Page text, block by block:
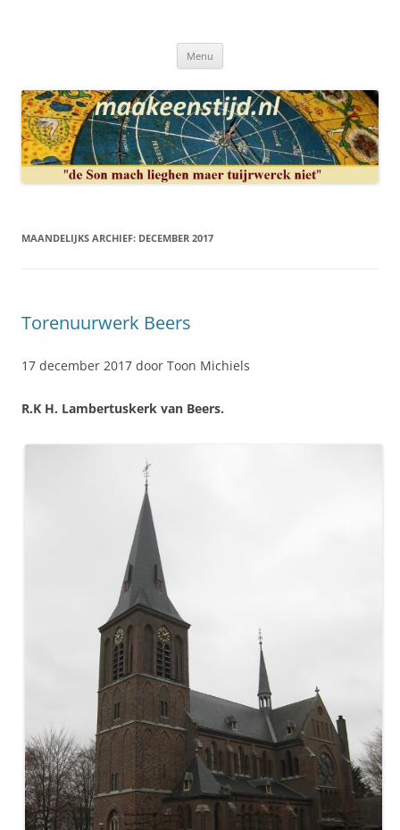
uurwerkmaker, te bewerkstellen.
Menu
MAANDELIJKS ARCHIEF: DECEMBER 2017
Torenuurwerk Beers
17 december 2017 door Toon Michiels
R.K H. Lambertuskerk van Beers.